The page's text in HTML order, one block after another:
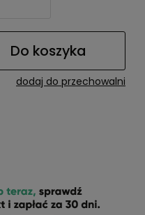
Do koszyka
dodaj do przechowalni